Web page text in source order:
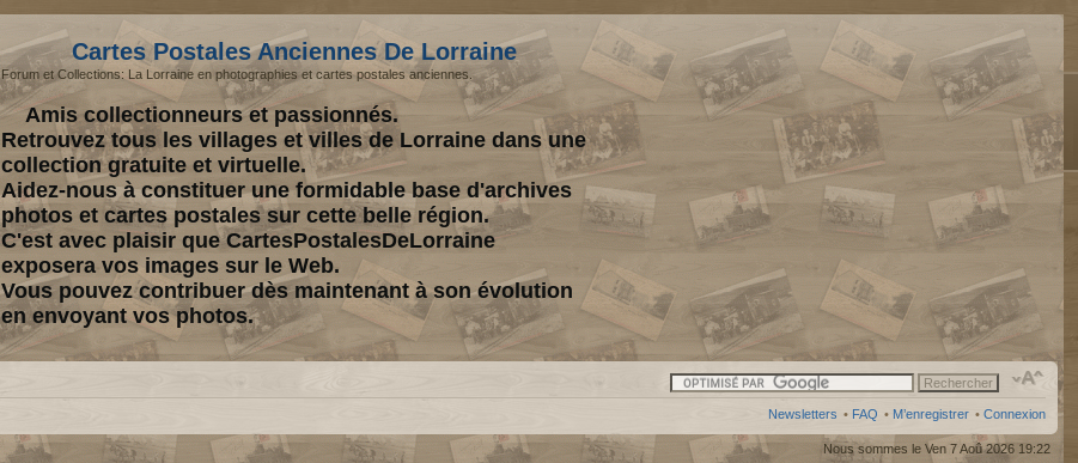
Cartes Postales Anciennes De Lorraine
Forum et Collections: La Lorraine en photographies et cartes postales anciennes.
Amis collectionneurs et passionnés.
Retrouvez tous les villages et villes de Lorraine dans une
collection gratuite et virtuelle.
Aidez-nous à constituer une formidable base d'archives
photos et cartes postales sur cette belle région.
C'est avec plaisir que CartesPostalesDeLorraine
exposera vos images sur le Web.
Vous pouvez contribuer dès maintenant à son évolution
en envoyant vos photos.
Newsletters • FAQ • M’enregistrer • Connexion
Nous sommes le Ven 7 Aoû 2026 19:22